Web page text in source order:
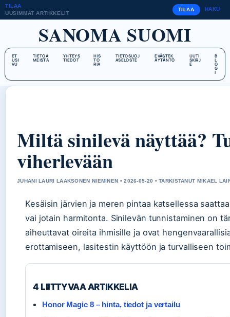
TILAA
UUSIMMAT ARTIKKELIT
TILAA HAKU
SANOMA SUOMI
ET
USI
VU
TIETOA
MEISTÄ
YHTEYS
TIEDOT
HIS
TO
RIA
TIETOSUOJ
ASELOSTE
EVÄSTEK
ÄYTÄNTÖ
UUTI
SKIRJ
E
B
L
O
G
I
Miltä sinilevä näyttää?
viherlevään
JUHANI LAURI LAAKSONEN NIEMINEN • 2026-05-20 • TARKISTANUT MIKAEL
Kesäisin järvien ja meren pintaa katsellessa
vai jotain harmitonta. Sinilevän tunnistaminen on
aiheuttavat oireita ihmisille ja ovat
erottamiseen, lasitestin käyttöön ja turvalliseen
4 LIITTYVAA ARTIKKELIA
Honor Magic 8 – hinta, tiedot ja vertailu